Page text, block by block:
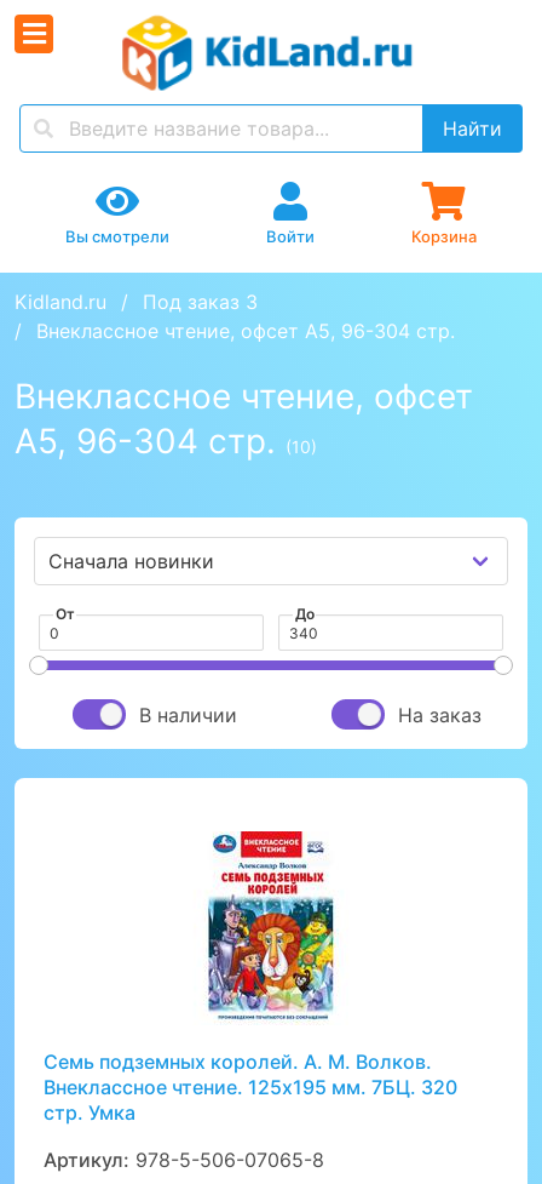
Найти
Вы смотрели Войти Корзина
Kidland.ru
Под заказ 3
Внеклассное чтение, офсет А5, 96-304 стр.
Внеклассное чтение, офсет
А5, 96-304 стр.
(10)
От До
В наличии На заказ
Семь подземных королей. А. М. Волков.
Внеклассное чтение. 125х195 мм. 7БЦ. 320
стр. Умка
Артикул: 978-5-506-07065-8